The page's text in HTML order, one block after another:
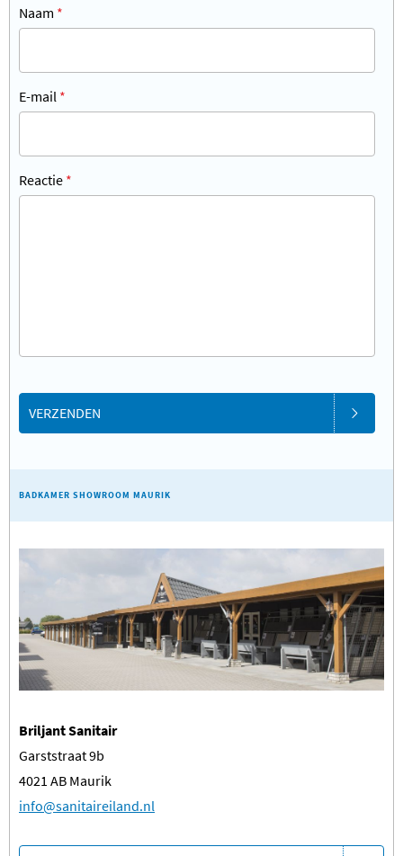
Naam *
E-mail *
Reactie *
VERZENDEN
BADKAMER SHOWROOM MAURIK
Briljant Sanitair
Garststraat 9b
4021 AB Maurik
​info@sanitaireiland.nl